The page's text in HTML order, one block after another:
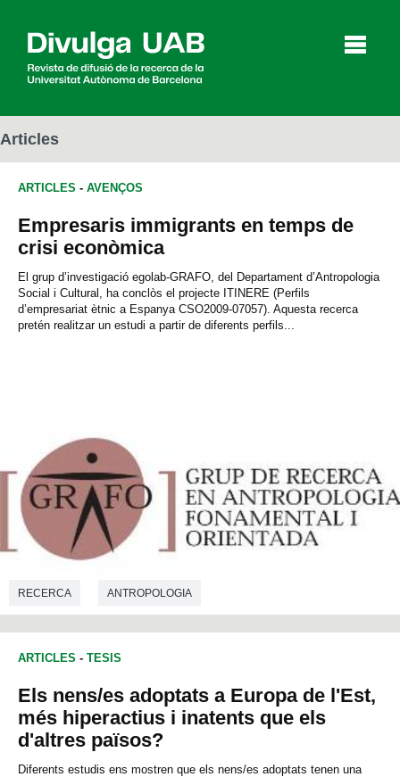
Articles Entrevistes
Agenda
Articles
ARTICLES - AVENÇOS
Empresaris immigrants en temps de
crisi econòmica
El grup d’investigació egolab-GRAFO, del Departament d’Antropologia
Social i Cultural, ha conclòs el projecte ITINERE (Perfils
d’empresariat ètnic a Espanya CSO2009-07057). Aquesta recerca
pretén realitzar un estudi a partir de diferents perfils...
RECERCA ANTROPOLOGIA
ARTICLES - TESIS
Els nens/es adoptats a Europa de l'Est,
més hiperactius i inatents que els
d'altres països?
Diferents estudis ens mostren que els nens/es adoptats tenen una